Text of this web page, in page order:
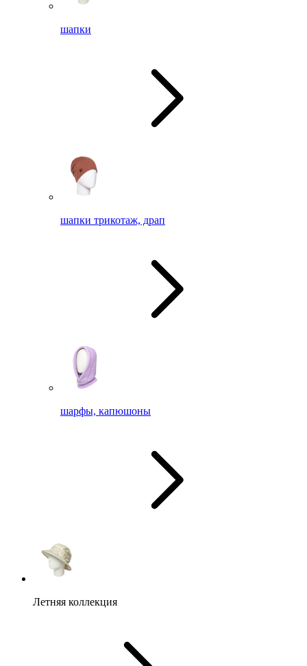
шапки
шапки трикотаж, драп
шарфы, капюшоны
Летняя коллекция